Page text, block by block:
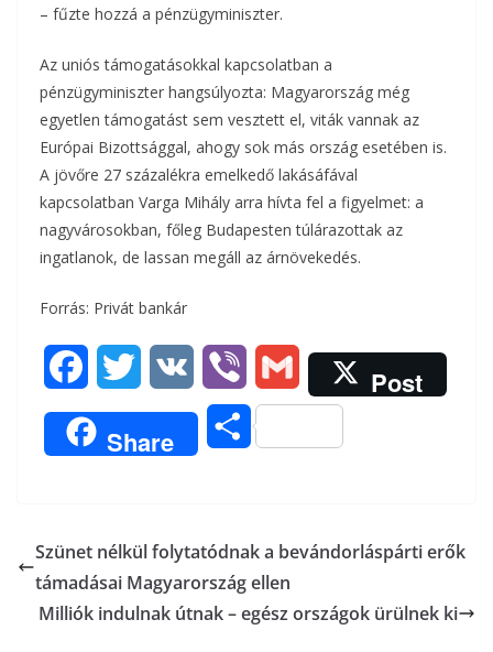
– fűzte hozzá a pénzügyminiszter.
Az uniós támogatásokkal kapcsolatban a
pénzügyminiszter hangsúlyozta: Magyarország még
egyetlen támogatást sem vesztett el, viták vannak az
Európai Bizottsággal, ahogy sok más ország esetében is.
A jövőre 27 százalékra emelkedő lakásáfával
kapcsolatban Varga Mihály arra hívta fel a figyelmet: a
nagyvárosokban, főleg Budapesten túlárazottak az
ingatlanok, de lassan megáll az árnövekedés.
Forrás: Privát bankár
a
c
b
o
w
i
t
e
K
i
b
r
m
a
l
Post
Share
O
z
Szünet nélkül folytatódnak a bevándorláspárti erők
támadásai Magyarország ellen
Milliók indulnak útnak – egész országok ürülnek ki